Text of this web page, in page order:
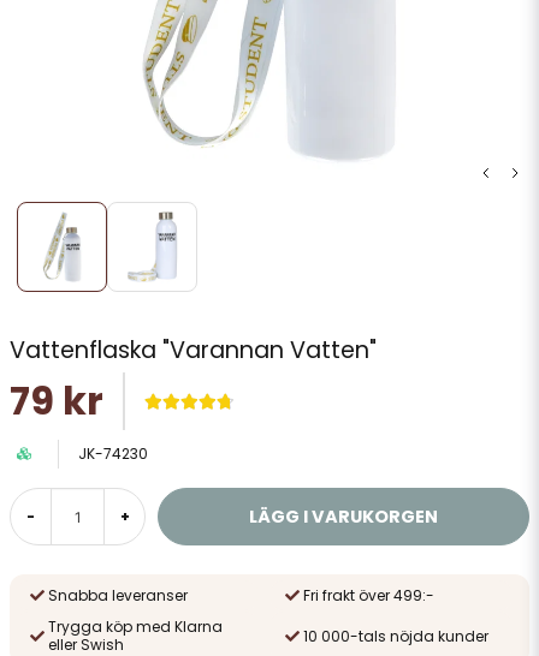
Vattenflaska "Varannan Vatten"
79 kr
JK-74230
- + LÄGG I VARUKORGEN
Snabba leveranser
Fri frakt över 499:-
Trygga köp med Klarna
eller Swish
10 000-tals nöjda kunder